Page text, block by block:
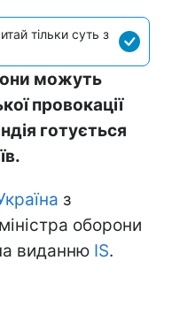
тільки суть з
можуть
провокації
готується
з
оборони
виданню IS.